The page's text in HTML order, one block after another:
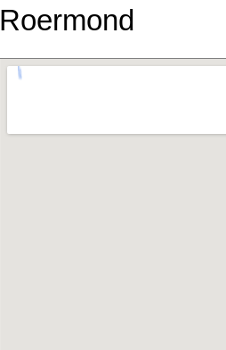
Roermond